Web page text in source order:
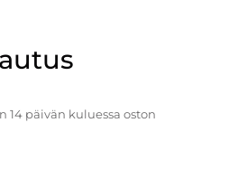
14 päivän kuluessa oston